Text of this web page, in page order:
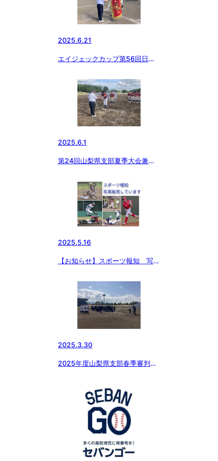
2025.6.21
エイジェックカップ第56回日本
2025.6.1
第24回山梨県支部夏季大会兼関
2025.5.16
【お知らせ】スポーツ報知 写真
2025.3.30
2025年度山梨県支部春季審判講